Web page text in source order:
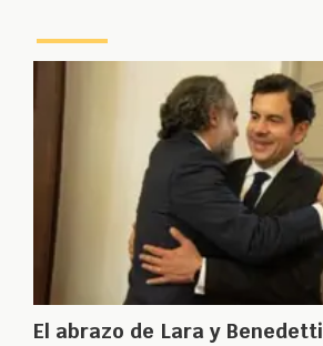
El abrazo de Lara y Benedetti